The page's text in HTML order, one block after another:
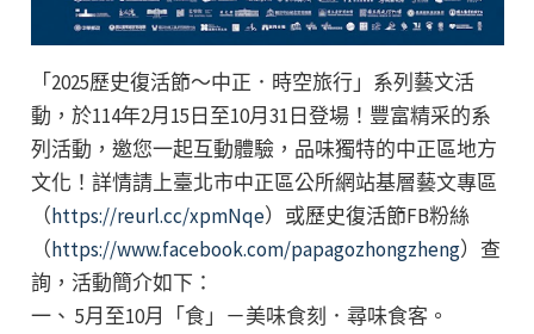
「2025歷史復活節～中正．時空旅行」系列藝文活
動，於114年2月15日至10月31日登場！豐富精采的系
列活動，邀您一起互動體驗，品味獨特的中正區地方
文化！詳情請上臺北市中正區公所網站基層藝文專區
（https://reurl.cc/xpmNqe）或歷史復活節FB粉絲
（https://www.facebook.com/papagozhongzheng）查
詢，活動簡介如下：
一、 5月至10月「食」－美味食刻．尋味食客。